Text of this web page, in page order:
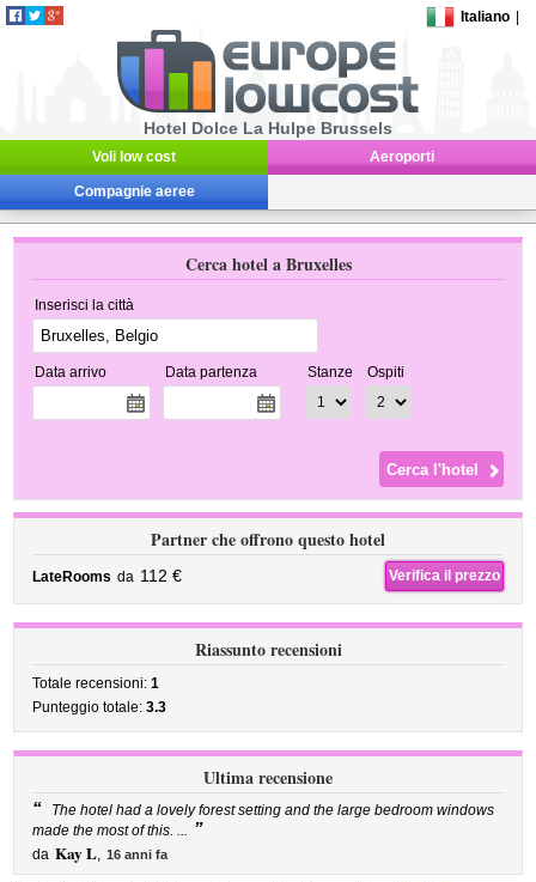
Italiano
Hotel Dolce La Hulpe Brussels
Voli low cost Aeroporti
Compagnie aeree
Cerca hotel a Bruxelles
Inserisci la città
Data arrivo Data partenza Stanze Ospiti
Partner che offrono questo hotel
LateRooms da 112 € Verifica il prezzo
Riassunto recensioni
Totale recensioni:1
Punteggio totale:3.3
Ultima recensione
“
The hotel had a lovely forest setting and the large bedroom windows
made the most of this. ... ”
da Kay L, 16 anni fa